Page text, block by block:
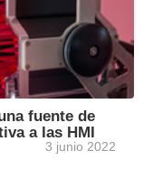
fuente de
a las HMI
3 junio 2022